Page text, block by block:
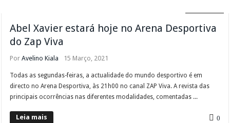
Abel Xavier estará hoje no Arena Desportiva
do Zap Viva
PorAvelino Kiala 15 Março, 2021
Todas as segundas-feiras, a actualidade do mundo desportivo é em
directo no Arena Desportiva, às 21h00 no canal ZAP Viva. A revista das
principais ocorrências nas diferentes modalidades, comentadas ...
Leia mais 0